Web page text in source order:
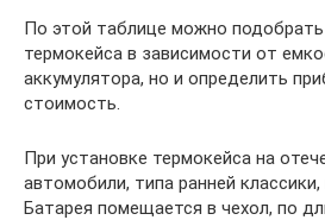
По этой таблице можно
термокейса в зависимости от
аккумулятора, но и определить
стоимость.
При установке термокейса на
автомобили, типа ранней
Батарея помещается в чехол, по